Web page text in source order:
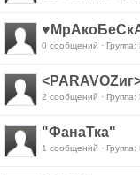
0 сообщений · Группа:
2 сообщений · Группа:
"ФанаТка"
1 сообщений · Группа: